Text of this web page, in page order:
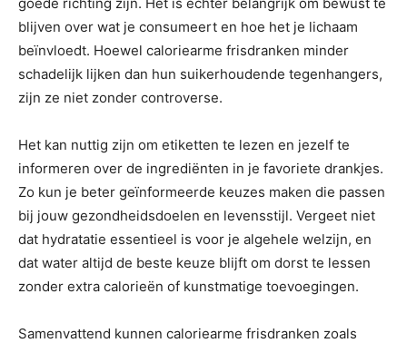
blijven over wat je consumeert en hoe het je lichaam
beïnvloedt. Hoewel caloriearme frisdranken minder
schadelijk lijken dan hun suikerhoudende tegenhangers,
zijn ze niet zonder controverse.
Het kan nuttig zijn om etiketten te lezen en jezelf te
informeren over de ingrediënten in je favoriete drankjes.
Zo kun je beter geïnformeerde keuzes maken die passen
bij jouw gezondheidsdoelen en levensstijl. Vergeet niet
dat hydratatie essentieel is voor je algehele welzijn, en
dat water altijd de beste keuze blijft om dorst te lessen
zonder extra calorieën of kunstmatige toevoegingen.
Samenvattend kunnen caloriearme frisdranken zoals